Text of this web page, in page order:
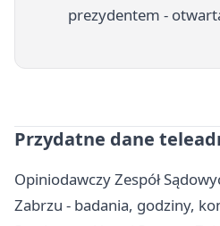
prezydentem -
Przydatne dane
Opiniodawczy Zespół
Zabrzu - badania, godziny,